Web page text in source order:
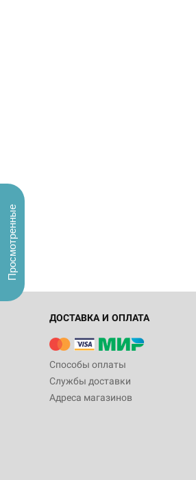
ДОСТАВКА И ОПЛАТА
Способы оплаты
Службы доставки
Адреса магазинов
Просмотренные